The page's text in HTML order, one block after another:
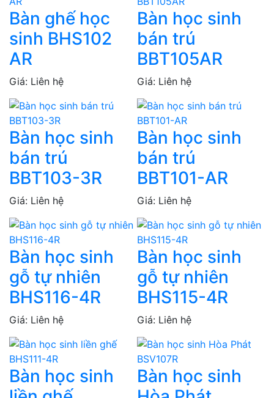
Bàn ghế học
sinh BHS102
AR
Giá: Liên hệ
Bàn học sinh
bán trú
BBT105AR
Giá: Liên hệ
Bàn học sinh
bán trú
BBT103-3R
Giá: Liên hệ
Bàn học sinh
bán trú
BBT101-AR
Giá: Liên hệ
Bàn học sinh
gỗ tự nhiên
BHS116-4R
Giá: Liên hệ
Bàn học sinh
gỗ tự nhiên
BHS115-4R
Giá: Liên hệ
Bàn học sinh
Bàn học sinh